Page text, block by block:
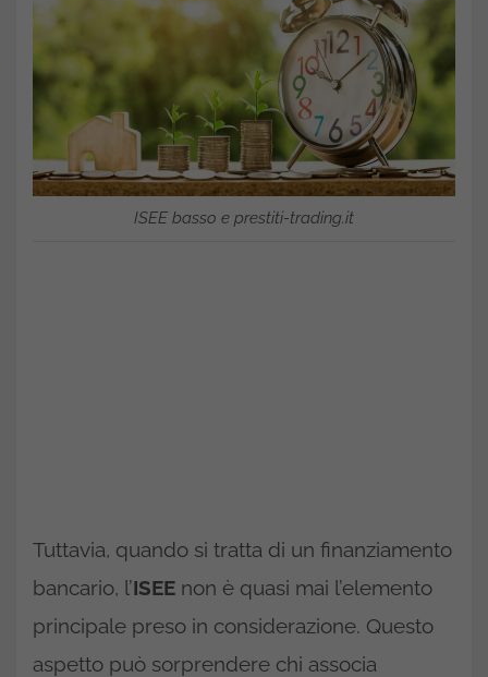
ISEE basso e prestiti-trading.it
Tuttavia, quando si tratta di un finanziamento
bancario, l’ISEE non è quasi mai l’elemento
principale preso in considerazione. Questo
aspetto può sorprendere chi associa